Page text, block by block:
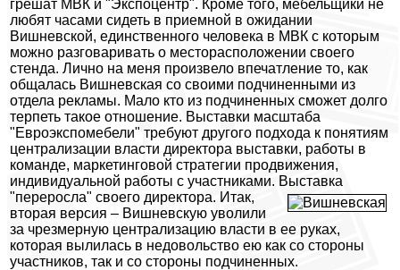
грешат МВК и "Экспоцентр". Кроме того, мебельщики не
любят часами сидеть в приемной в ожидании
Вишневской, единственного человека в МВК с которым
можно разговаривать о месторасположении своего
стенда. Лично на меня произвело впечатление то, как
общалась Вишневская со своими подчиненными из
отдела рекламы. Мало кто из подчиненных сможет долго
терпеть такое отношение. Выставки масштаба
"Евроэкспомебели" требуют другого подхода к понятиям
централизации власти директора выставки, работы в
команде, маркетинговой стратегии продвижения,
индивидуальной работы с участниками. Выставка
"переросла" своего директора. Итак,
вторая версия – Вишневскую уволили
за чрезмерную централизацию власти в ее руках,
которая вылилась в недовольство ею как со стороны
участников, так и со стороны подчиненных.